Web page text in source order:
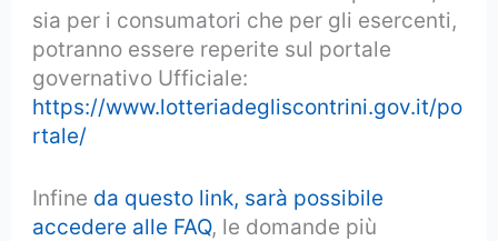
sia per i consumatori che per gli esercenti,
potranno essere reperite sul portale
governativo Ufficiale:
https://www.lotteriadegliscontrini.gov.it/po
rtale/
Infine da questo link, sarà possibile
accedere alle FAQ, le domande più